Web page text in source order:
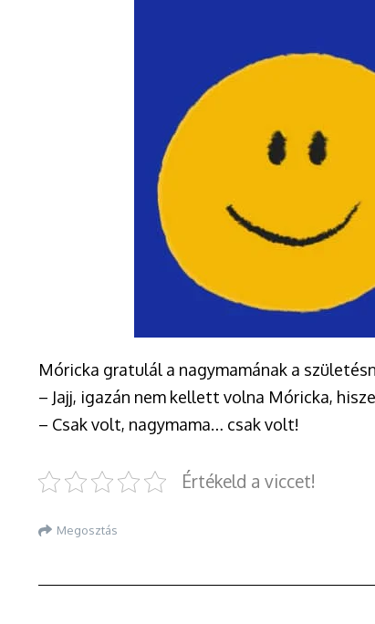
Móricka gratulál a nagymamának a
– Jajj, igazán nem kellett volna Móricka,
– Csak volt, nagymama… csak volt!
Értékeld a viccet!
Megosztás